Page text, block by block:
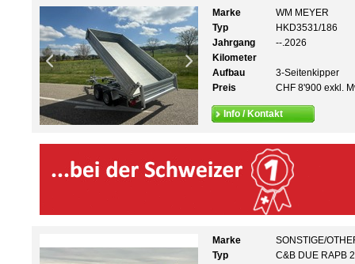
Marke
WM MEYER
Typ
HKD3531/186
Jahrgang
--.2026
Kilometer
Aufbau
3-Seitenkipper
Preis
CHF 8'900 exkl.
Info / Kontakt
Marke
SONSTIGE/
Typ
C&B DUE RAPB